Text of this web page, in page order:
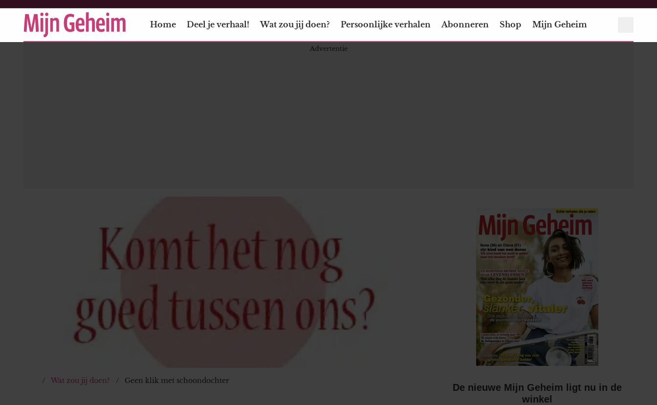
Home Deel je verhaal! Wat zou jij doen? Persoonlijke verhalen Abonneren Shop Mijn Geheim
Wat zou jij doen? Geen klik met schoondochter
De nieuwe Mijn Geheim ligt nu in de
winkel